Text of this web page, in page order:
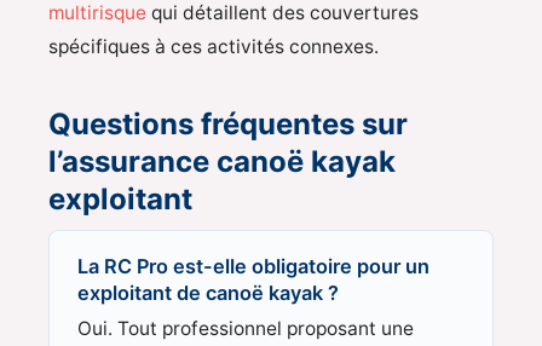
multirisque qui détaillent des couvertures
spécifiques à ces activités connexes.
Questions fréquentes sur
l’assurance canoë kayak
exploitant
La RC Pro est-elle obligatoire pour un
exploitant de canoë kayak ?
Oui. Tout professionnel proposant une